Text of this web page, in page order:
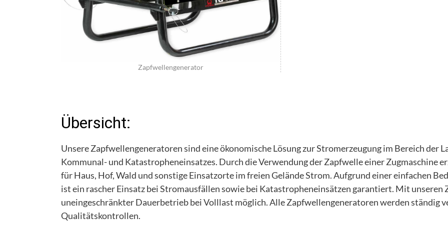
Zapfwellengenerator
Übersicht:
Unsere Zapfwellengeneratoren sind eine ökonomische Lösung zur Stromerzeugung im Bereich der
Kommunal- und Katastropheneinsatzes. Durch die Verwendung der Zapfwelle einer Zugmaschine
für Haus, Hof, Wald und sonstige Einsatzorte im freien Gelände Strom. Aufgrund einer einfachen
ist ein rascher Einsatz bei Stromausfällen sowie bei Katastropheneinsätzen garantiert. Mit
uneingeschränkter Dauerbetrieb bei Volllast möglich. Alle Zapfwellengeneratoren werden ständig
Qualitätskontrollen.